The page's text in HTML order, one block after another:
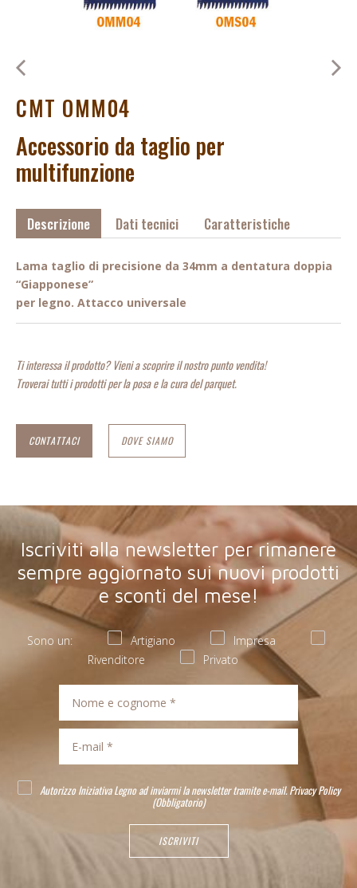
CMT OMM04
Accessorio da taglio per
multifunzione
Descrizione Dati tecnici Caratteristiche
Lama taglio di precisione da 34mm a dentatura doppia
“Giapponese”
per legno. Attacco universale
Ti interessa il prodotto? Vieni a scoprire il nostro punto vendita!
Troverai tutti i prodotti per la posa e la cura del parquet.
CONTATTACI DOVE SIAMO
Iscriviti alla newsletter per rimanere
sempre aggiornato sui nuovi prodotti
e sconti del mese!
Sono un: Artigiano
Impresa
Rivenditore
Privato
Autorizzo Iniziativa Legno ad inviarmi la newsletter tramite e-mail.Privacy Policy
(Obbligatorio)